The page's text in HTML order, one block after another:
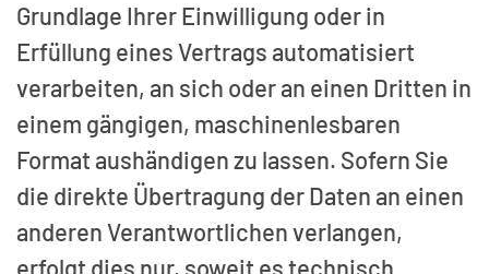
Grundlage Ihrer Einwilligung oder in
Erfüllung eines Vertrags automatisiert
verarbeiten, an sich oder an einen Dritten in
einem gängigen, maschinenlesbaren
Format aushändigen zu lassen. Sofern Sie
die direkte Übertragung der Daten an einen
anderen Verantwortlichen verlangen,
erfolgt dies nur, soweit es technisch